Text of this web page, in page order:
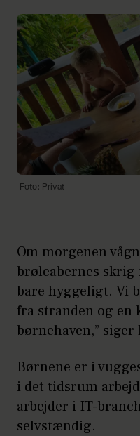
Foto: Privat
Om morgenen
brøleabernes
bare hyggeligt. Vi
fra stranden og en
børnehaven,” siger
Børnene er i
i det tidsrum
arbejder i IT-
selvstændig.